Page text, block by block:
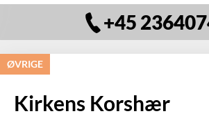
+45
ØVRIGE
Kirkens Korshær